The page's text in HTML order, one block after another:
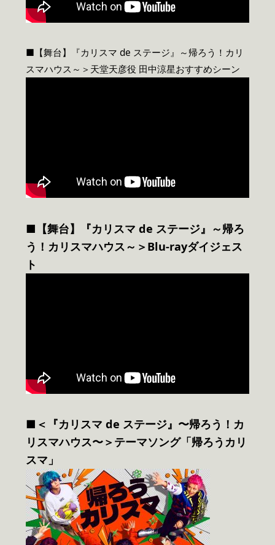
■【舞台】『カリスマ de ステージ』～帰ろう！カリ
スマハウス～＞天堂天彦役 田中涼星おすすめシーン
■【舞台】『カリスマ de ステージ』～帰ろ
う！カリスマハウス～＞Blu-rayダイジェス
ト
■＜『カリスマ de ステージ』〜帰ろう！カ
リスマハウス〜＞テーマソング「帰ろうカリ
スマ」